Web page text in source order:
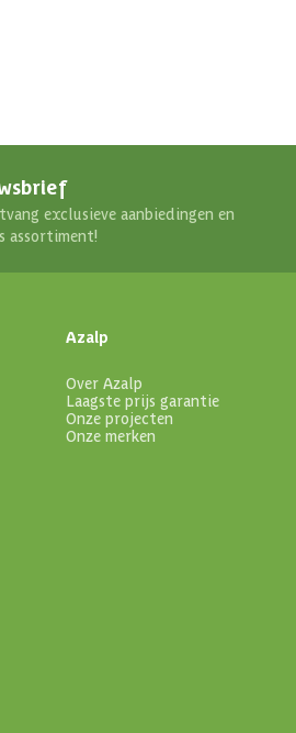
exclusieve aanbiedingen en
assortiment!
Azalp
Over Azalp
Laagste prijs garantie
Onze projecten
Onze merken